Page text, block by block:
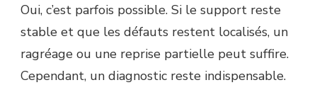
Oui, c’est parfois possible. Si le support reste
stable et que les défauts restent localisés, un
ragréage ou une reprise partielle peut suffire.
Cependant, un diagnostic reste indispensable.